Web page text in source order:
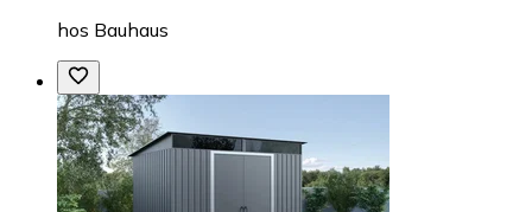
hos Bauhaus